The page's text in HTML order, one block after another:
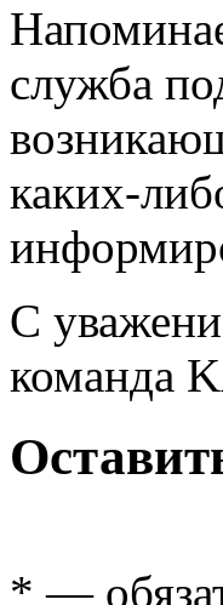
служба
каких-
С
команда
* —